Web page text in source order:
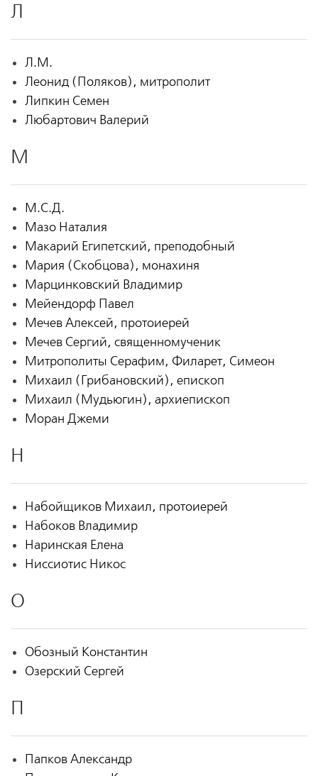
Л
Л.М.
Леонид (Поляков), митрополит
Липкин Семен
Любартович Валерий
М
М.С.Д.
Мазо Наталия
Макарий Египетский, преподобный
Мария (Скобцова), монахиня
Марцинковский Владимир
Мейендорф Павел
Мечев Алексей, протоиерей
Мечев Сергий, священномученик
Митрополиты Серафим, Филарет, Симеон
Михаил (Грибановский), епископ
Михаил (Мудьюгин), архиепископ
Моран Джеми
Н
Набойщиков Михаил, протоиерей
Набоков Владимир
Наринская Елена
Ниссиотис Никос
О
Обозный Константин
Озерский Сергей
П
Папков Александр